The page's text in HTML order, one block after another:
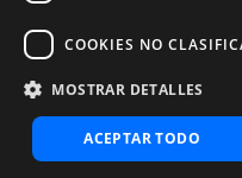
COOKIES NO
MOSTRAR DETALLES
ACEPTAR TODO